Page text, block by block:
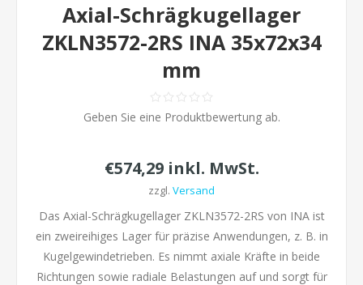
Axial-Schrägkugellager
ZKLN3572-2RS INA 35x72x34
mm
Geben Sie eine Produktbewertung ab.
€574,29 inkl. MwSt.
zzgl. Versand
Das Axial-Schrägkugellager ZKLN3572-2RS von INA ist
ein zweireihiges Lager für präzise Anwendungen, z. B. in
Kugelgewindetrieben. Es nimmt axiale Kräfte in beide
Richtungen sowie radiale Belastungen auf und sorgt für